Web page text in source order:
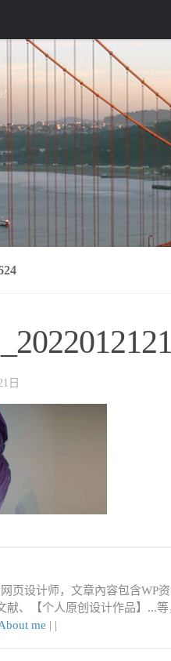
日
页设计师，文章內容包含WP
献、【个人原创设计作品】...
me | |